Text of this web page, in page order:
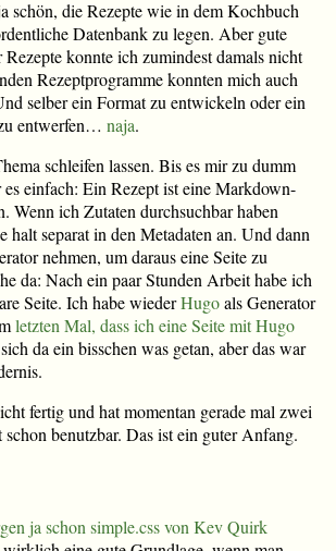
schön, die Rezepte wie in dem Kochbuch
Datenbank zu legen. Aber gute
konnte ich zumindest damals nicht
Rezeptprogramme konnten mich auch
selber ein Format zu entwickeln oder ein
entwerfen… naja.
schleifen lassen. Bis es mir zu dumm
einfach: Ein Rezept ist eine Markdown-
Wenn ich Zutaten durchsuchbar haben
halt separat in den Metadaten an. Und dann
nehmen, um daraus eine Seite zu
da: Nach ein paar Stunden Arbeit habe ich
Seite. Ich habe wiederHugoals Generator
letzten Mal, dass ich eine Seite mit Hugo
da ein bisschen was getan, aber das war
fertig und hat momentan gerade mal zwei
schon benutzbar. Das ist ein guter Anfang.
ja schon simple.css von Kev Quirk